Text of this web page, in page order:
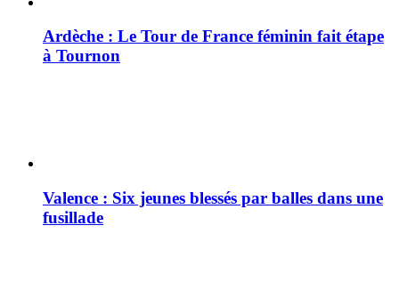
Ardèche : Le Tour de France féminin fait étape
à Tournon
Valence : Six jeunes blessés par balles dans une
fusillade